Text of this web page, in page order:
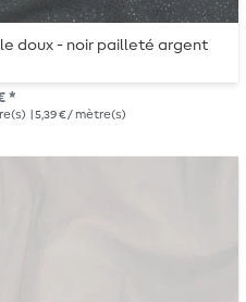
doux - noir pailleté argent
*
| 5,39 € / mètre(s)